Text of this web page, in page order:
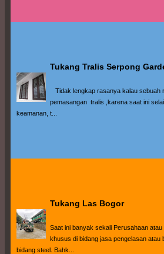
Tukang Tralis Serpong
Tidak lengkap rasanya kalau sebuah
pemasangan  tralis ,karena saat ini
keamanan, t...
Tukang Las Bogor
Saat ini banyak sekali Perusahaan
khusus di bidang jasa pengelasan atau
bidang steel. Bahk...